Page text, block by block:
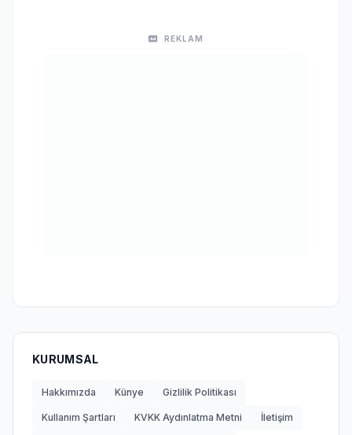
REKLAM
KURUMSAL
Hakkımızda Künye Gizlilik Politikası
Kullanım Şartları KVKK Aydınlatma Metni İletişim